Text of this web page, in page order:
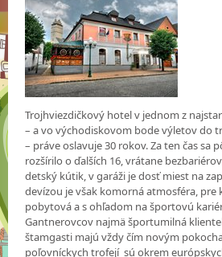
Trojhviezdičkový hotel v jednom z
– a vo východiskovom bode výletov do
– práve oslavuje 30 rokov. Za ten čas sa
rozšírilo o ďalších 16, vrátane
detský kútik, v garáži je dosť miest na
devízou je však komorná atmosféra,
pobytová a s ohľadom na športovú
Gantnerovcov najmä športumilná
štamgasti majú vždy čím novým
poľovníckych trofejí sú okrem